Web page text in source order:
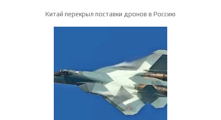
Китай перекрыл поставки дронов в Россию